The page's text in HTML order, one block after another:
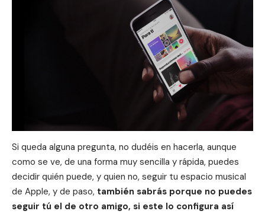
Si queda alguna pregunta, no dudéis en hacerla, aunque
como se ve, de una forma muy sencilla y rápida, puedes
decidir quién puede, y quien no, seguir tu espacio musical
de Apple, y de paso, también sabrás porque no puedes
seguir tú el de otro amigo, si este lo configura así